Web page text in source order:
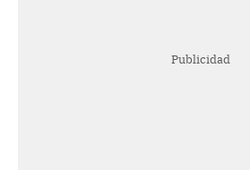
Publicidad